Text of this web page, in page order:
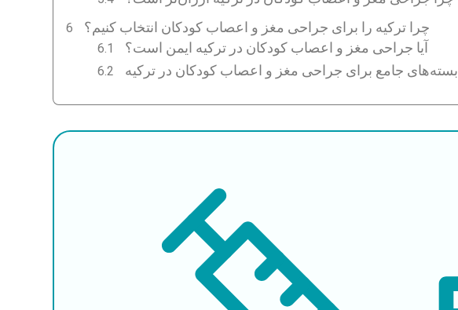
چرا ترکیه را برای جراحی مغز و اعصاب کودکان انتخاب کنیم؟
آیا جراحی مغز و اعصاب کودکان در ترکیه ایمن است؟
بسته‌های جامع برای جراحی مغز و اعصاب کودکان در ترکیه